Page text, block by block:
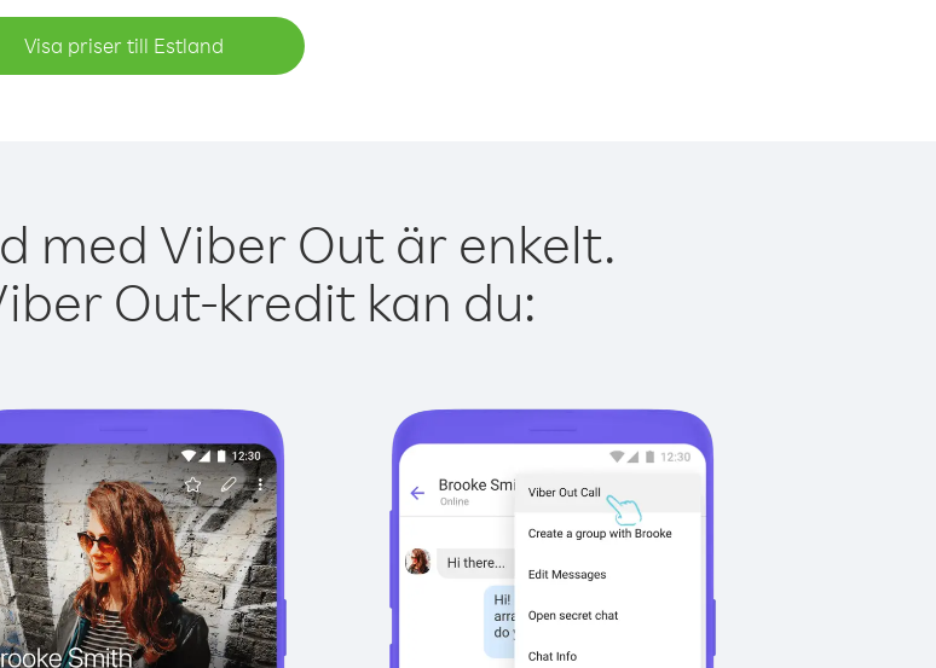
Visa priser till Estland
med Viber Out är enkelt.
Out-kredit kan du: